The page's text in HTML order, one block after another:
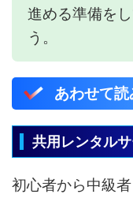
進める準備を
う。
あわせて読
共用レンタル
初心者から中級